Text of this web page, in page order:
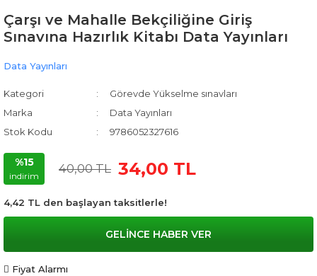
Çarşı ve Mahalle Bekçiliğine Giriş
Sınavına Hazırlık Kitabı Data Yayınları
Data Yayınları
Kategori
Görevde Yükselme sınavları
Marka
Data Yayınları
Stok Kodu
9786052327616
%15
indirim
40,00 TL 34,00 TL
4,42 TL den başlayan taksitlerle!
GELİNCE HABER VER
Fiyat Alarmı